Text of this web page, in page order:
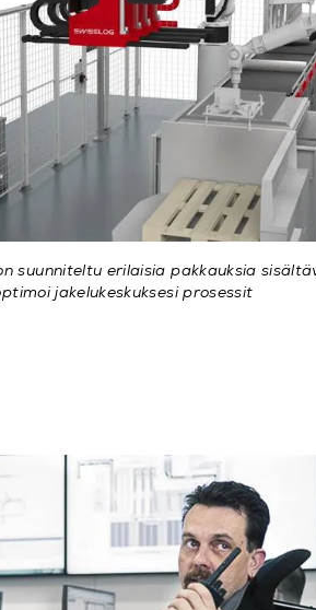
suunniteltu erilaisia pakkauksia
jakelukeskuksesi prosessit